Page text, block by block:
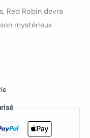
Red Robin devra
mystérieux